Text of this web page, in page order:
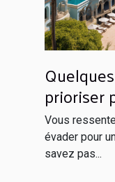
prioriser
séjour
Vous
évader pour
savez pas...